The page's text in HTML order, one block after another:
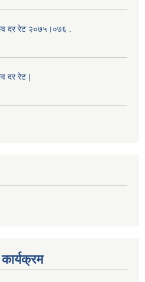
दर रेट २०७५।०७६ .
दर रेट |